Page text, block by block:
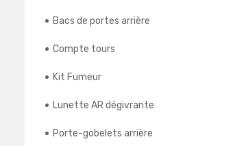
Bacs de portes arrière
Compte tours
Kit Fumeur
Lunette AR dégivrante
Porte-gobelets arrière